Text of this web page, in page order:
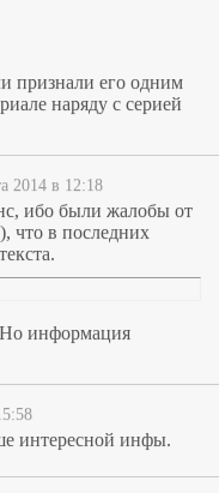
признали его одним
наряду с серией
2014 в 12:18
ибо были жалобы от
что в последних
информация
интересной инфы.